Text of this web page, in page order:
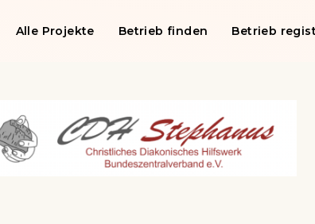
Alle Projekte Betrieb finden Betrieb